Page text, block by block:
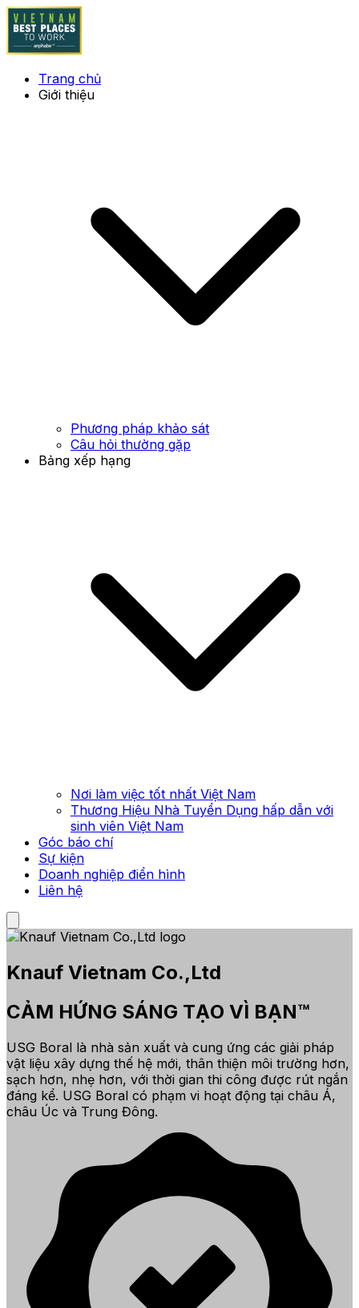
Trang chủ
Giới thiệu
Phương pháp khảo sát
Câu hỏi thường gặp
Bảng xếp hạng
Nơi làm việc tốt nhất Việt Nam
Thương Hiệu Nhà Tuyển Dụng hấp dẫn với
sinh viên Việt Nam
Góc báo chí
Sự kiện
Doanh nghiệp điển hình
Liên hệ
Knauf Vietnam Co.,Ltd
CẢM HỨNG SÁNG TẠO VÌ BẠN™
USG Boral là nhà sản xuất và cung ứng các giải pháp
vật liệu xây dựng thế hệ mới, thân thiện môi trường hơn,
sạch hơn, nhẹ hơn, với thời gian thi công được rút ngắn
đáng kể. USG Boral có phạm vi hoạt động tại châu Á,
châu Úc và Trung Đông.